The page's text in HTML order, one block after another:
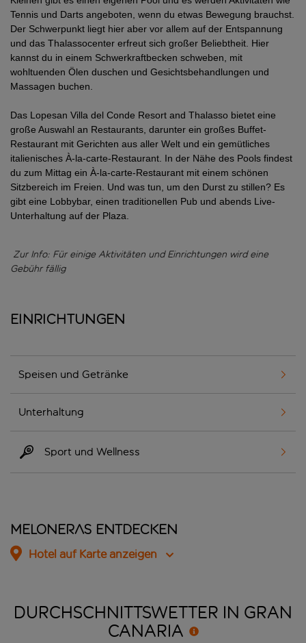
Tennis und Darts angeboten, wenn du etwas Bewegung brauchst.
Der Schwerpunkt liegt hier aber vor allem auf der Entspannung
und das Thalassocenter erfreut sich großer Beliebtheit. Hier
kannst du in einem Schwerkraftbecken schweben, mit
wohltuenden Ölen duschen und Gesichtsbehandlungen und
Massagen buchen.
Das Lopesan Villa del Conde Resort and Thalasso bietet eine
große Auswahl an Restaurants, darunter ein großes Buffet-
Restaurant mit Gerichten aus aller Welt und ein gemütliches
italienisches À-la-carte-Restaurant. In der Nähe des Pools findest
du zum Mittag ein À-la-carte-Restaurant mit einem schönen
Sitzbereich im Freien. Und was tun, um den Durst zu stillen? Es
gibt eine Lobbybar, einen traditionellen Pub und abends Live-
Unterhaltung auf der Plaza.
Zur Info: Für einige Aktivitäten und Einrichtungen wird eine
Gebühr fällig
Einrichtungen
Speisen und Getränke
Unterhaltung
Sport und Wellness
Meloneras entdecken
Hotel auf Karte anzeigen
DURCHSCHNITTSWETTER IN GRAN
CANARIA